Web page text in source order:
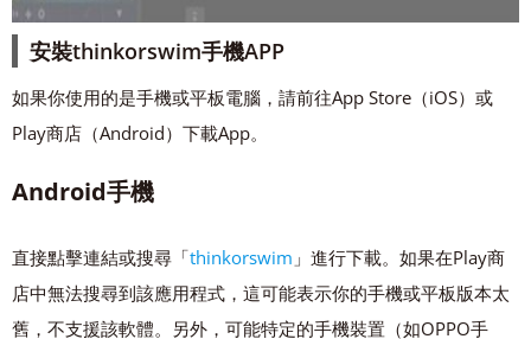
安裝thinkorswim手機APP
如果你使用的是手機或平板電腦，請前往App Store（iOS）或
Play商店（Android）下載App。
Android手機
直接點擊連結或搜尋「thinkorswim 」進行下載。如果在Play商
店中無法搜尋到該應用程式，這可能表示你的手機或平板版本太
舊，不支援該軟體。另外，可能特定的手機裝置（如OPPO手